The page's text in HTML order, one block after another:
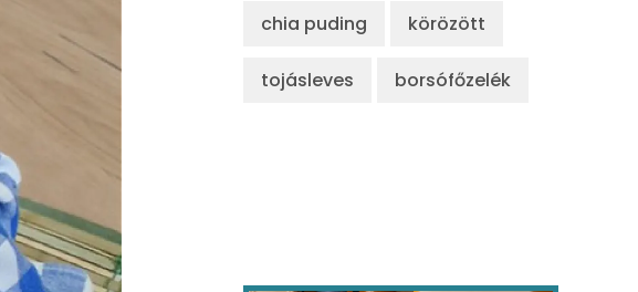
chia puding körözött
tojásleves borsófőzelék